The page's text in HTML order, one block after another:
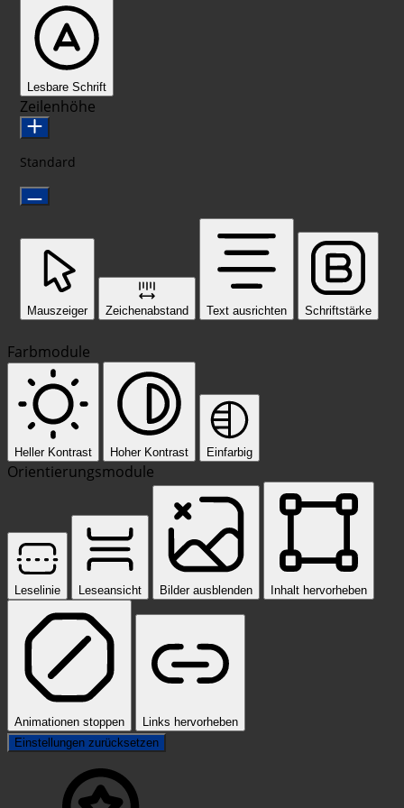
Lesbare Schrift
Zeilenhöhe
Standard
Mauszeiger Zeichenabstand Text ausrichten Schriftstärke
Farbmodule
Heller Kontrast Hoher Kontrast Einfarbig
Orientierungsmodule
Leselinie Leseansicht Bilder ausblenden Inhalt hervorheben
Animationen stoppen
Links hervorheben
Einstellungen zurücksetzen